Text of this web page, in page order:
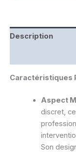
Description
Caractéristiques
Aspect
discret,
Son